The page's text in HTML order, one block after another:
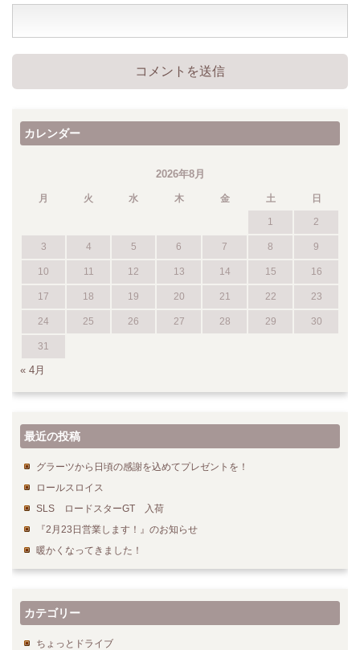
カレンダー
2026年8月
月 火 水 木 金 土 日
1 2
3 4 5 6 7 8 9
10 11 12 13 14 15 16
17 18 19 20 21 22 23
24 25 26 27 28 29 30
31
« 4月
最近の投稿
グラーツから日頃の感謝を込めてプレゼントを！
ロールスロイス
SLS ロードスターGT 入荷
『2月23日営業します！』のお知らせ
暖かくなってきました！
カテゴリー
ちょっとドライブ